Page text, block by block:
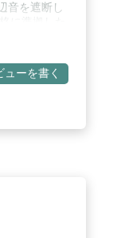
音を遮断し
ッドホン上
ューを書く